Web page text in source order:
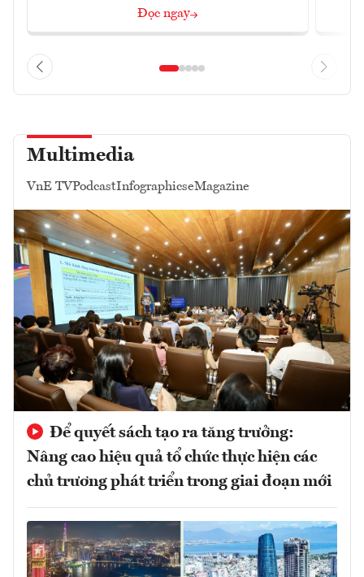
Đọc ngay
Multimedia
VnE TVPodcastInfographicseMagazine
Để quyết sách tạo ra tăng trưởng:
Nâng cao hiệu quả tổ chức thực hiện các
chủ trương phát triển trong giai đoạn mới